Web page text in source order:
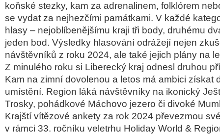
koňské stezky, kam za adrenalinem, folklórem
se vydat za nejhezčími památkami. V každé
hlasy – nejoblíbenějšímu kraji tři body, druhému
jeden bod. Výsledky hlasování odrážejí nejen
návštěvníků z roku 2024, ale také jejich plány na
Z minulého roku si Liberecký kraj odnesl druhou
Kam na zimní dovolenou a letos má ambici získat
umístění. Region láká návštěvníky na ikonický
Trosky, pohádkové Máchovo jezero či divoké
Krajští vítězové ankety za rok 2024 převezmou
v rámci 33. ročníku veletrhu Holiday World &